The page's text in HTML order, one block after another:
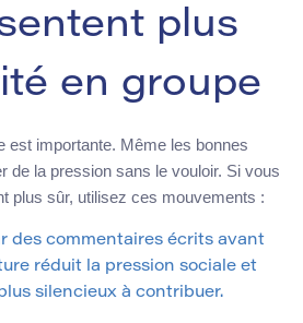
plus
en groupe
est importante. Même les bonnes
de la pression sans le vouloir. Si vous
plus sûr, utilisez ces mouvements :
des commentaires écrits avant
réduit la pression sociale et
silencieux à contribuer.